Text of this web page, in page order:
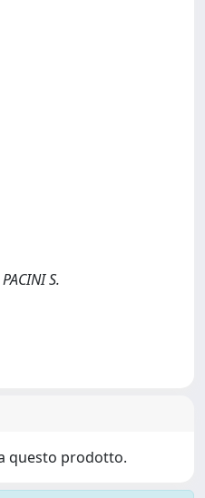
S.
questo prodotto.